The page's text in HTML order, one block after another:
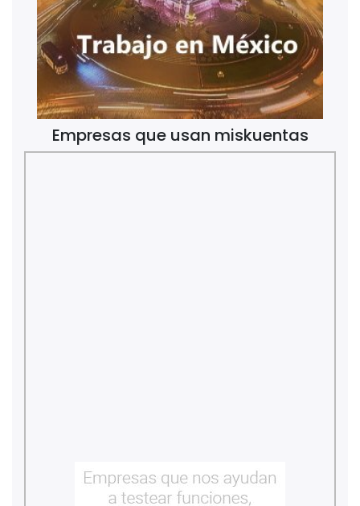
Empresas que usan miskuentas